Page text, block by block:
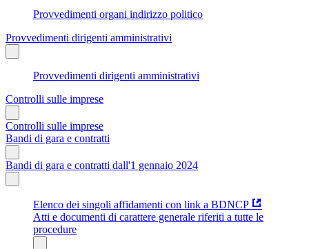
Provvedimenti organi indirizzo politico
Provvedimenti dirigenti amministrativi
Provvedimenti dirigenti amministrativi
Controlli sulle imprese
Controlli sulle imprese
Bandi di gara e contratti
Bandi di gara e contratti dall'1 gennaio 2024
Elenco dei singoli affidamenti con link a BDNCP
Atti e documenti di carattere generale riferiti a tutte le
procedure